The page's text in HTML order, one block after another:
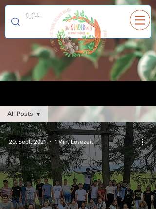
EinKINDERspiel
All Posts
Spielideen
für Kinder
Ausflüge
mit
Kindern
Essen für
Kinder
All Posts
20. Sept. 2021 1 Min. Lesezeit